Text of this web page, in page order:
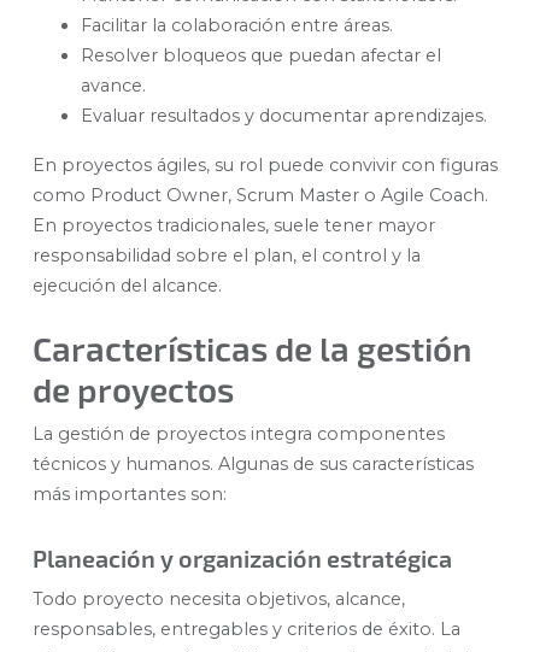
Facilitar la colaboración entre áreas.
Resolver bloqueos que puedan afectar el
avance.
Evaluar resultados y documentar aprendizajes.
En proyectos ágiles, su rol puede convivir con figuras
como Product Owner, Scrum Master o Agile Coach.
En proyectos tradicionales, suele tener mayor
responsabilidad sobre el plan, el control y la
ejecución del alcance.
Características de la gestión
de proyectos
La gestión de proyectos integra componentes
técnicos y humanos. Algunas de sus características
más importantes son:
Planeación y organización estratégica
Todo proyecto necesita objetivos, alcance,
responsables, entregables y criterios de éxito. La